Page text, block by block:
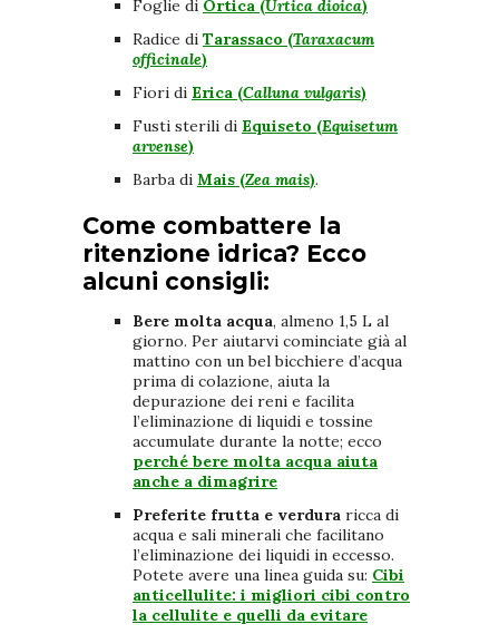
Foglie di Ortica (Urtica dioica)
Radice di Tarassaco (Taraxacum
officinale)
Fiori di Erica (Calluna vulgaris)
Fusti sterili di Equiseto (Equisetum
arvense)
Barba di Mais (Zea mais).
Come combattere la
ritenzione idrica? Ecco
alcuni consigli:
Bere molta acqua, almeno 1,5 L al
giorno. Per aiutarvi cominciate già al
mattino con un bel bicchiere d’acqua
prima di colazione, aiuta la
depurazione dei reni e facilita
l’eliminazione di liquidi e tossine
accumulate durante la notte; ecco
perché bere molta acqua aiuta
anche a dimagrire
Preferite frutta e verdura ricca di
acqua e sali minerali che facilitano
l’eliminazione dei liquidi in eccesso.
Potete avere una linea guida su: Cibi
anticellulite: i migliori cibi contro
la cellulite e quelli da evitare